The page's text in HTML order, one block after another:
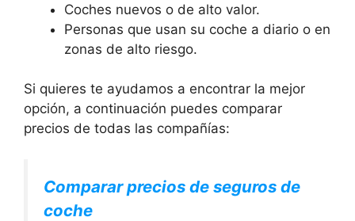
Coches nuevos o de alto valor.
Personas que usan su coche a diario o en
zonas de alto riesgo.
Si quieres te ayudamos a encontrar la mejor
opción, a continuación puedes comparar
precios de todas las compañías:
Comparar precios de seguros de
coche